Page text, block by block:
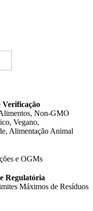
Verificação
Non-GMO
Vegano,
Alimentação Animal
e OGMs
Regulatória
Máximos de Resíduos